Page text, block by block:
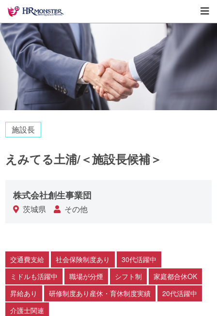
施設長
えみてる土浦/＜施設長候補＞
株式会社創生事業団
茨城県 その他
交通費支給 社会保険制度あり
30代活躍中
ミドルも活躍中
職場が分煙 シフト制
家庭都合休OK
昇給あり
研修制度あり産休・育休制度実績
20代活躍中
介護士関連